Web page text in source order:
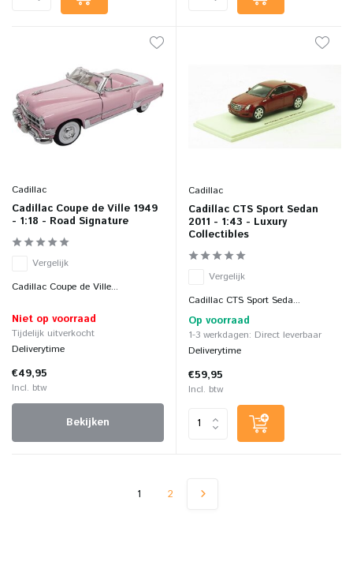
Cadillac
Cadillac Coupe de Ville 1949
- 1:18 - Road Signature
Vergelijk
Cadillac Coupe de Ville...
Niet op voorraad
Tijdelijk uitverkocht
Deliverytime
€49,95
Incl. btw
Bekijken
Cadillac
Cadillac CTS Sport Sedan
2011 - 1:43 - Luxury
Collectibles
Vergelijk
Cadillac CTS Sport Seda...
Op voorraad
1-3 werkdagen: Direct leverbaar
Deliverytime
€59,95
Incl. btw
1 2